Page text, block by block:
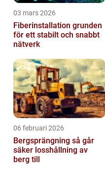
03 mars 2026
Fiberinstallation grunden
för ett stabilt och snabbt
nätverk
06 februari 2026
Bergsprängning så går
säker losshållning av
berg till